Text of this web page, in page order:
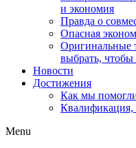
и экономия
Правда о
Опасная
Оригинальные
выбрать, чтобы
Новости
Достижения
Как мы
Квалификация,
Menu